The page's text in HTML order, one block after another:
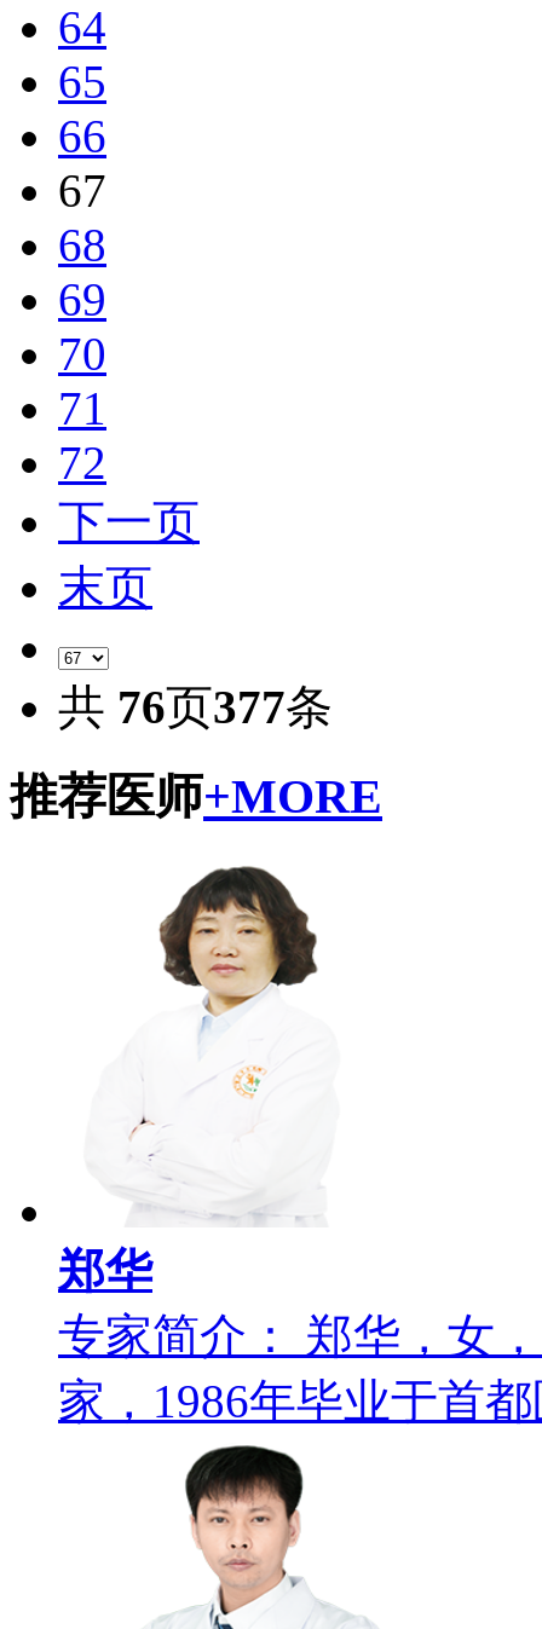
64
65
66
67
68
69
70
71
72
下一页
末页
共 76页377条
推荐医师+MORE
郑华
专家简介： 郑华，女
家，1986年毕业于首